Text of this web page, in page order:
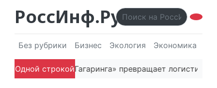
РоссИнф.Ру
Без рубрики Бизнес Экология Экономика
Одной строкой
основатель «Гагаринга» превращает